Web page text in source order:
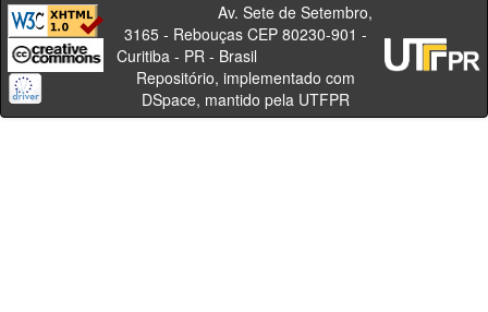
Av. Sete de Setembro,
3165 - Rebouças CEP 80230-901 -
Curitiba - PR - Brasil
Repositório, implementado com
DSpace, mantido pela UTFPR